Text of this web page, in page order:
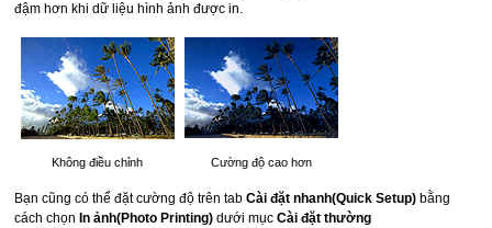
đậm hơn khi dữ liệu hình ảnh được in.
Không điều chỉnh Cường độ cao hơn
Bạn cũng có thể đặt cường độ trên tabCài đặt nhanh(Quick Setup) bằng
cách chọnIn ảnh(Photo Printing) dưới mụcCài đặt thường